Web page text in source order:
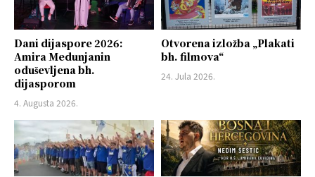
Dani dijaspore 2026:
Amira Medunjanin
oduševljena bh.
dijasporom
4. Augusta 2026.
Otvorena izložba „Plakati
bh. filmova“
24. Jula 2026.